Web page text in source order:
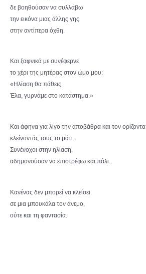
δε βοηθούσαν να συλλάβω
την εικόνα μιας άλλης γης
στην αντίπερα όχθη.
Και ξαφνικά με συνέφερνε
το χέρι της μητέρας στον ώμο μου:
«Ηλίαση θα πάθεις.
Έλα, γυρνάμε στο κατάστημα.»
Και άφηνα για λίγο την αποβάθρα και τον ορίζοντα
κλείνοντάς τους το μάτι.
Συνένοχοι στην ηλίαση,
αδημονούσαν να επιστρέφω και πάλι.
Κανένας δεν μπορεί να κλείσει
σε μια μπουκάλα τον άνεμο,
ούτε και τη φαντασία.